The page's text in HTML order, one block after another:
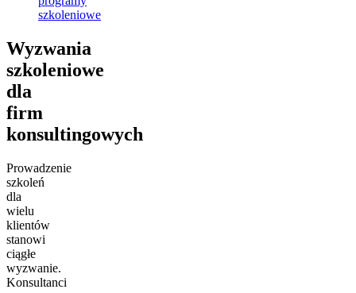
szkoleniowe
Wyzwania
szkoleniowe
dla
firm
konsultingowych
Prowadzenie
szkoleń
dla
wielu
klientów
stanowi
ciągłe
wyzwanie.
Konsultanci